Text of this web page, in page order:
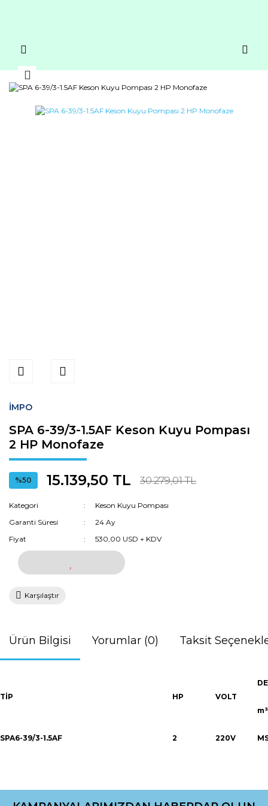
İMPO
SPA 6-39/3-1.5AF Keson Kuyu Pompası
2 HP Monofaze
%50 15.139,50 TL 30.279,01 TL
Kategori
Keson Kuyu Pompası
Garanti Süresi
24 Ay
Fiyat
530,00 USD + KDV
Karşılaştır
Ürün Bilgisi Yorumlar (0) Taksit
TİP HP VOLT
SPA6-39/3-1.5AF 2 220V
konularda yetersiz gördüğünüz noktaları öneri formunu